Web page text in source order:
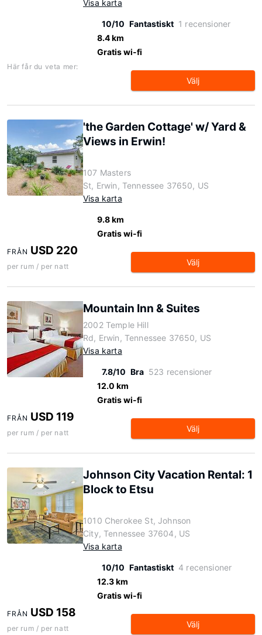
Visa karta
10/10 Fantastiskt 1 recensioner
8.4 km
Gratis wi-fi
Här får du veta mer:
Välj
'the Garden Cottage' w/ Yard &
Views in Erwin!
107 Masters
St, Erwin, Tennessee 37650, US
Visa karta
9.8 km
Gratis wi-fi
FRÅN USD 220
per rum / per natt Välj
Mountain Inn & Suites
2002 Temple Hill
Rd, Erwin, Tennessee 37650, US
Visa karta
7.8/10 Bra 523 recensioner
12.0 km
Gratis wi-fi
FRÅN USD 119
per rum / per natt Välj
Johnson City Vacation Rental: 1
Block to Etsu
1010 Cherokee St, Johnson
City, Tennessee 37604, US
Visa karta
10/10 Fantastiskt 4 recensioner
12.3 km
Gratis wi-fi
FRÅN USD 158
per rum / per natt Välj